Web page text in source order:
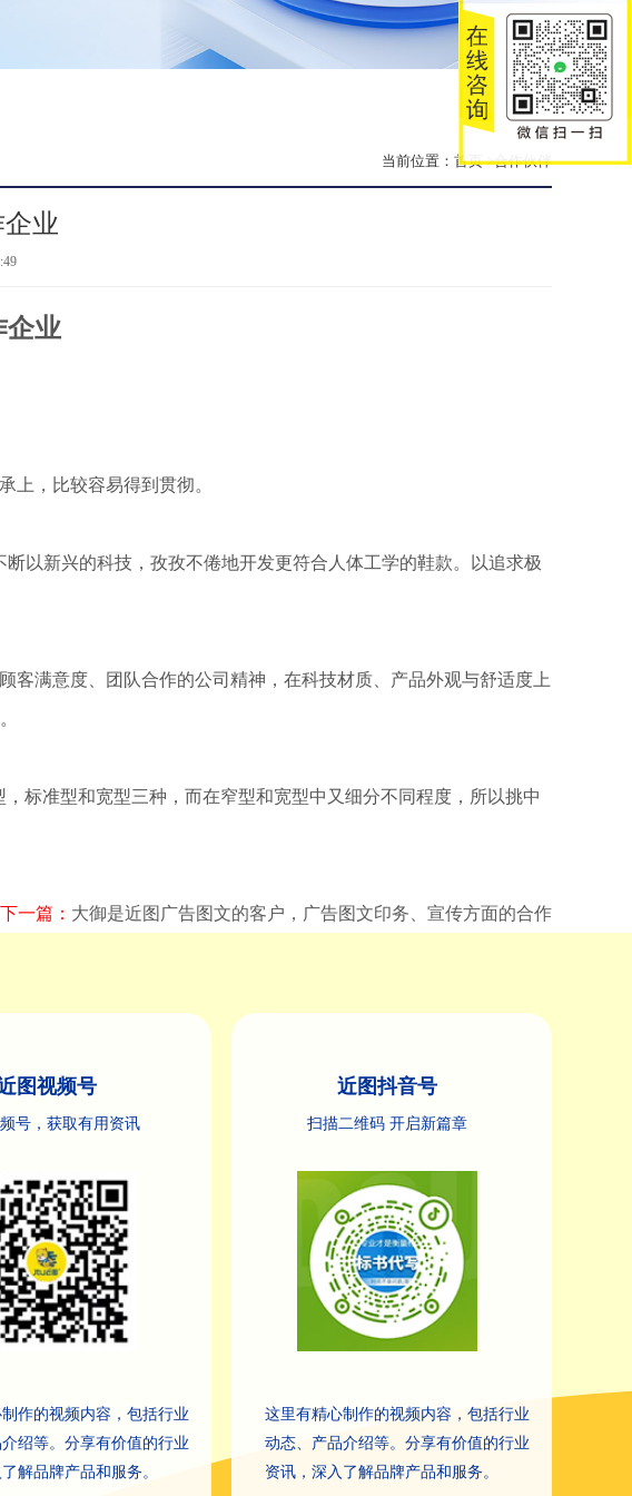
当前位置： 首页>合作伙伴
企业
企业
上，比较容易得到贯彻。
以新兴的科技，孜孜不倦地开发更符合人体工学的鞋款。以追求极
客满意度、团队合作的公司精神，在科技材质、产品外观与舒适度上
标准型和宽型三种，而在窄型和宽型中又细分不同程度，所以挑中
下一篇： 大御是近图广告图文的客户，广告图文印务、宣传方面的合作
图视频号
号，获取有用资讯
作的视频内容，包括行业
绍等。分享有价值的行业
解品牌产品和服务。
近图抖音号
扫描二维码 开启新篇章
这里有精心制作的视频内容，包括行业
动态、产品介绍等。分享有价值的行业
资讯，深入了解品牌产品和服务。